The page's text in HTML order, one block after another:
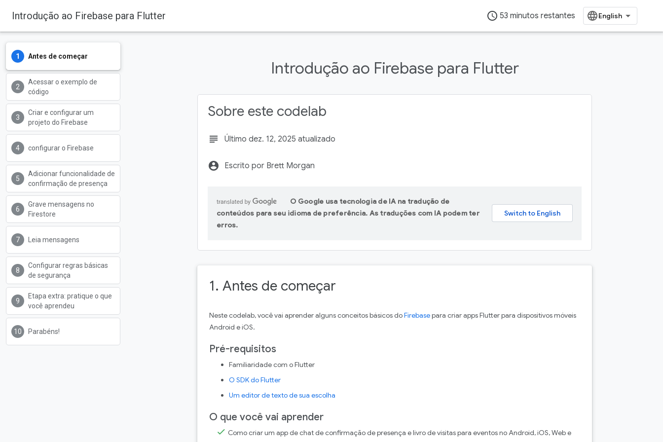
Firebase Firebase Codelabs
Introdução ao Firebase para Flutter access_time 53 minutos restantes
Antes de começar
Acessar o exemplo de
código
Criar e configurar um
projeto do Firebase
configurar o Firebase
Adicionar funcionalidade de
confirmação de presença
Grave mensagens no
Firestore
Leia mensagens
Configurar regras básicas
de segurança
Etapa extra: pratique o que
você aprendeu
Parabéns!
Introdução ao Firebase para Flutter
Sobre este codelab
subject Último dez. 12, 2025 atualizado
account_circle Escrito por Brett Morgan
O Google usa tecnologia de IA na tradução de
conteúdos para seu idioma de preferência. As traduções com IA podem ter
erros.
1. Antes de começar
Neste codelab, você vai aprender alguns conceitos básicos doFirebasepara criar apps Flutter para dispositivos móveis
Android e iOS.
Pré-requisitos
Familiaridade com o Flutter
O SDK do Flutter
Um editor de texto de sua escolha
O que você vai aprender
Como criar um app de chat de confirmação de presença e livro de visitas para eventos no Android, iOS, Web e